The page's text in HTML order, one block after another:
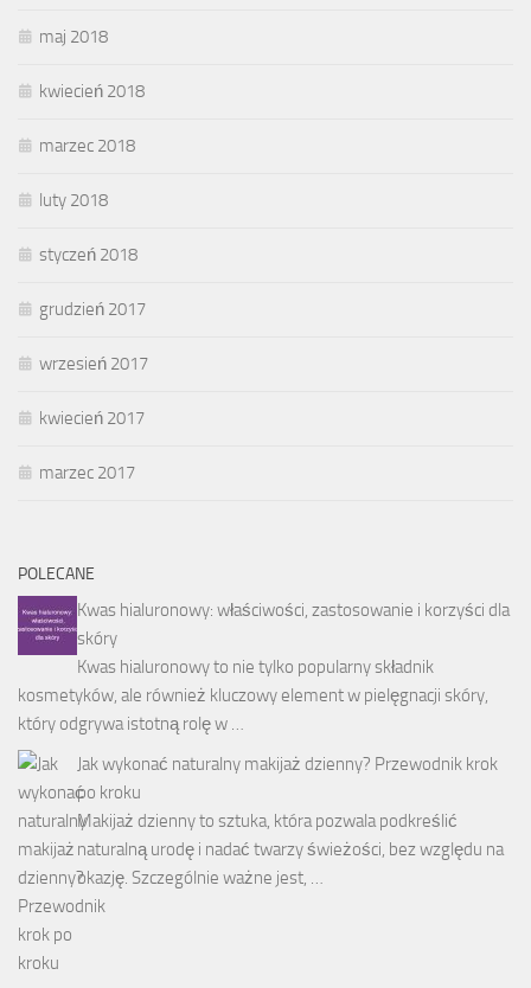
maj 2018
kwiecień 2018
marzec 2018
luty 2018
styczeń 2018
grudzień 2017
wrzesień 2017
kwiecień 2017
marzec 2017
POLECANE
Kwas hialuronowy: właściwości, zastosowanie i korzyści dla
skóry
Kwas hialuronowy to nie tylko popularny składnik
kosmetyków, ale również kluczowy element w pielęgnacji skóry,
który odgrywa istotną rolę w …
Jak wykonać naturalny makijaż dzienny? Przewodnik krok
po kroku
Makijaż dzienny to sztuka, która pozwala podkreślić
naturalną urodę i nadać twarzy świeżości, bez względu na
okazję. Szczególnie ważne jest, …